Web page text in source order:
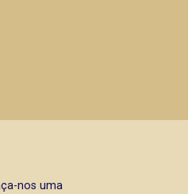
nos uma